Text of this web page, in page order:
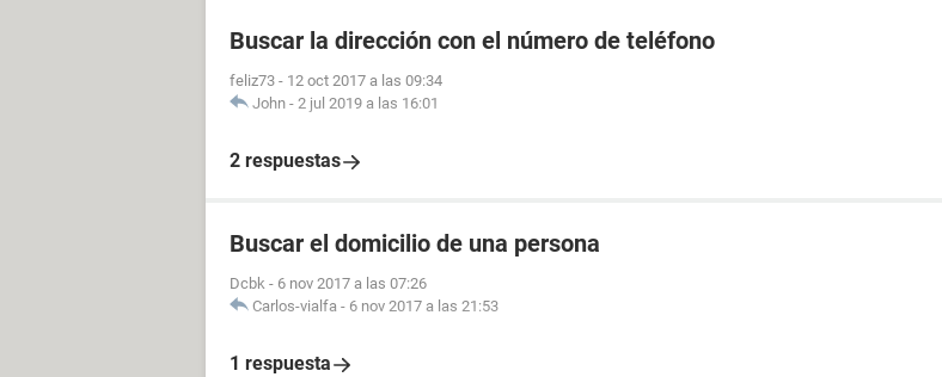
Buscar la dirección con el número de teléfono
feliz73 - 12 oct 2017 a las 09:34
John - 2 jul 2019 a las 16:01
2 respuestas
Buscar el domicilio de una persona
Dcbk - 6 nov 2017 a las 07:26
Carlos-vialfa - 6 nov 2017 a las 21:53
1 respuesta